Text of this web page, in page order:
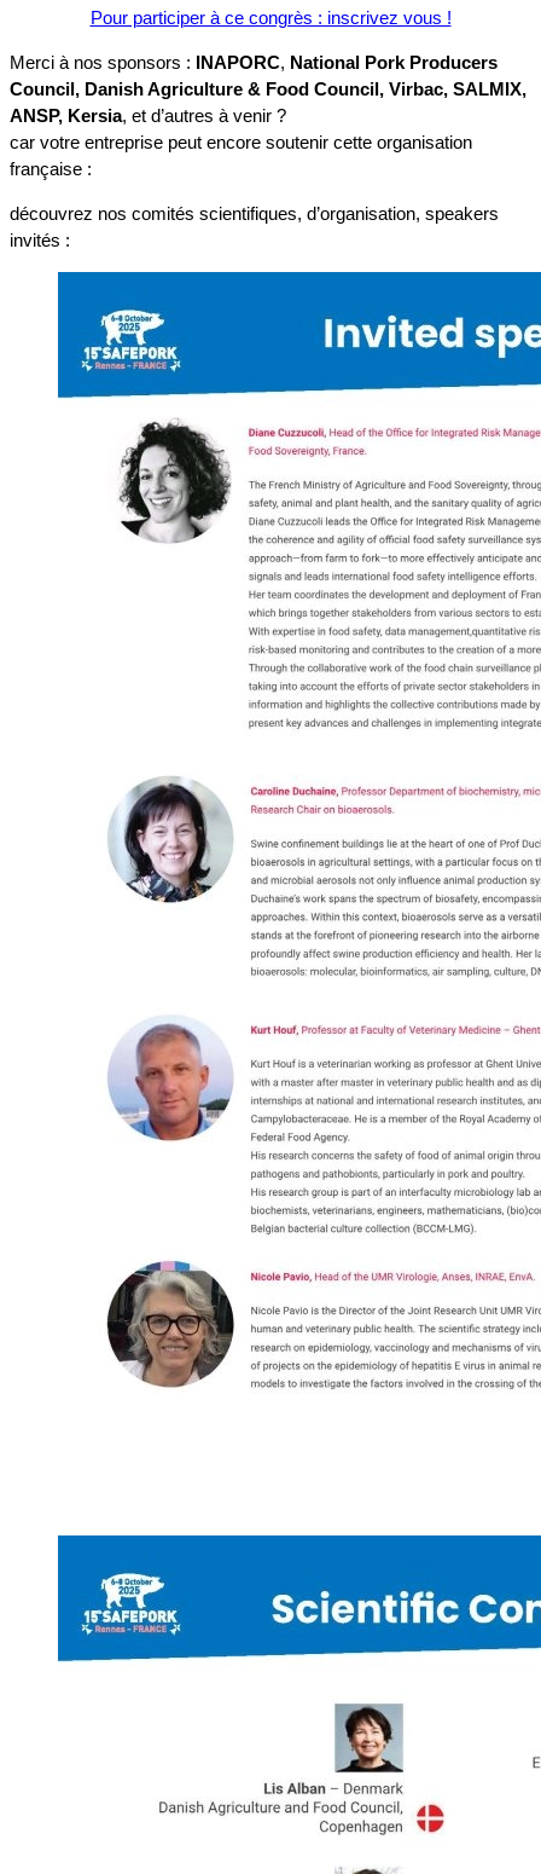
Pour participer à ce congrès : inscrivez vous !
Merci à nos sponsors : INAPORC, National Pork Producers
Council, Danish Agriculture & Food Council, Virbac, SALMIX,
ANSP, Kersia, et d’autres à venir ?
car votre entreprise peut encore soutenir cette organisation
française :
découvrez nos comités scientifiques, d’organisation, speakers
invités :